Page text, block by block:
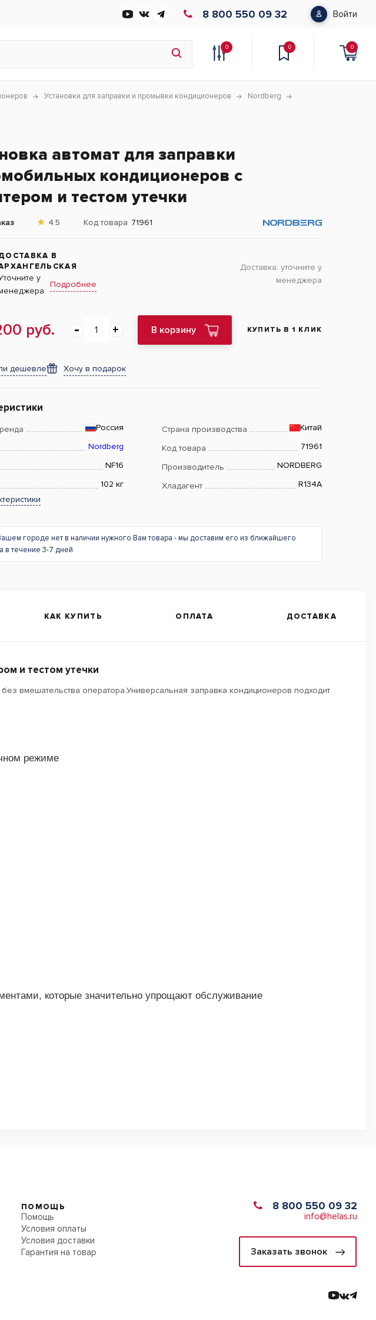
8 800 550 09 32 Войти
0 0 0
Установки для заправки и промывки кондиционеров
Nordberg
автомат для заправки
кондиционеров с
и тестом утечки
4.5 Код товара 71961
В
у
Подробнее
Доставка: уточните у
менеджера
руб. В корзину КУПИТЬ В 1 КЛИК
дешевле Хочу в подарок
Россия Страна производства Китай
Nordberg Код товара 71961
NF16 Производитель NORDBERG
102 кг Хладагент
R134A
городе нет в наличии нужного Вам товара - мы доставим его из ближайшего
в течение 3-7 дней
КАК КУПИТЬ ОПЛАТА ДОСТАВКА
и тестом утечки
вмешательства оператора.Универсальная заправка кондиционеров подходит
режиме
которые значительно упрощают обслуживание
ПОМОЩЬ
Помощь
Условия оплаты
Условия доставки
Гарантия на товар
8 800 550 09 32
info@helas.ru
Заказать звонок